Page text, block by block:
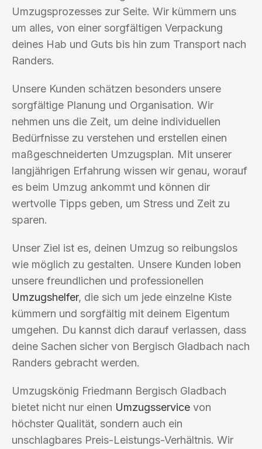
Umzugsprozesses zur Seite. Wir kümmern uns
um alles, von einer sorgfältigen Verpackung
deines Hab und Guts bis hin zum Transport nach
Randers.
Unsere Kunden schätzen besonders unsere
sorgfältige Planung und Organisation. Wir
nehmen uns die Zeit, um deine individuellen
Bedürfnisse zu verstehen und erstellen einen
maßgeschneiderten Umzugsplan. Mit unserer
langjährigen Erfahrung wissen wir genau, worauf
es beim Umzug ankommt und können dir
wertvolle Tipps geben, um Stress und Zeit zu
sparen.
Unser Ziel ist es, deinen Umzug so reibungslos
wie möglich zu gestalten. Unsere Kunden loben
unsere freundlichen und professionellen
Umzugshelfer, die sich um jede einzelne Kiste
kümmern und sorgfältig mit deinem Eigentum
umgehen. Du kannst dich darauf verlassen, dass
deine Sachen sicher von Bergisch Gladbach nach
Randers gebracht werden.
Umzugskönig Friedmann Bergisch Gladbach
bietet nicht nur einen Umzugsservice von
höchster Qualität, sondern auch ein
unschlagbares Preis-Leistungs-Verhältnis. Wir